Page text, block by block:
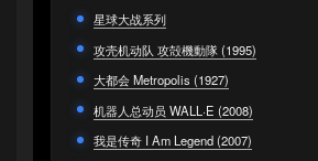
星球大战系列
攻壳机动队 攻殻機動隊 (1995)
大都会 Metropolis (1927)
机器人总动员 WALL·E (2008)
我是传奇 I Am Legend (2007)